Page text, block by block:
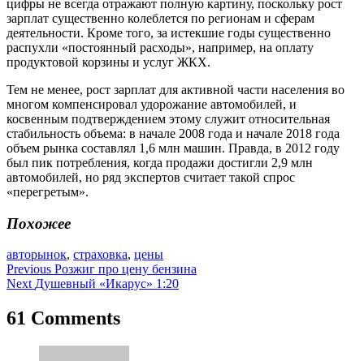
цифры не всегда отражают полную картину, поскольку рост
зарплат существенно колеблется по регионам и сферам
деятельности. Кроме того, за истекшие годы существенно
распухли «постоянный расходы», например, на оплату
продуктовой корзины и услуг ЖКХ.
Тем не менее, рост зарплат для активной части населения во
многом компенсировал удорожание автомобилей, и
косвенным подтверждением этому служит относительная
стабильность объема: в начале 2008 года и начале 2018 года
объем рынка составлял 1,6 млн машин. Правда, в 2012 году
был пик потребления, когда продажи достигли 2,9 млн
автомобилей, но ряд экспертов считает такой спрос
«перегретым».
Похожее
авторынок, страховка, цены
Навигация
по
записям
Previous Розжиг про цену бензина
Next Душевный «Икарус» 1:20
61 Comments